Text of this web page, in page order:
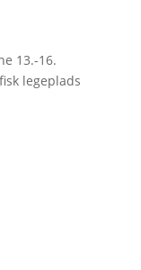
13.-16.
legeplads